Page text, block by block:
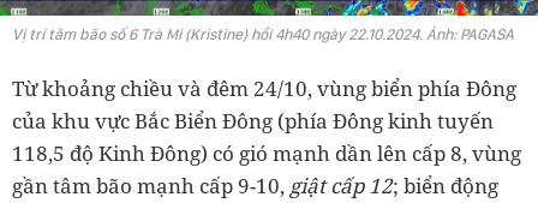
Vị trí tâm bão số 6 Trà Mi (Kristine) hồi 4h40 ngày 22.10.2024. Ảnh: PAGASA
Từ khoảng chiều và đêm 24/10, vùng biển phía Đông
của khu vực Bắc Biển Đông (phía Đông kinh tuyến
118,5 độ Kinh Đông) có gió mạnh dần lên cấp 8, vùng
gần tâm bão mạnh cấp 9-10, giật cấp 12; biển động